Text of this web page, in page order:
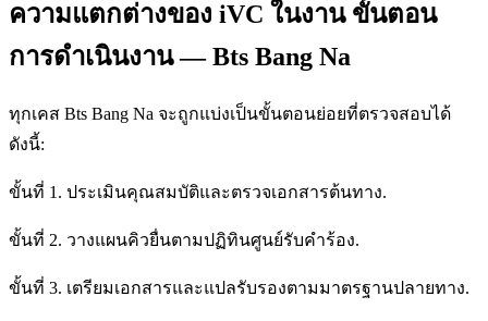
ความแตกต่างของ iVC ในงาน ขั้นตอน
การดำเนินงาน — Bts Bang Na
ทุกเคส Bts Bang Na จะถูกแบ่งเป็นขั้นตอนย่อยที่ตรวจสอบได้
ดังนี้:
ขั้นที่ 1. ประเมินคุณสมบัติและตรวจเอกสารต้นทาง.
ขั้นที่ 2. วางแผนคิวยื่นตามปฏิทินศูนย์รับคำร้อง.
ขั้นที่ 3. เตรียมเอกสารและแปลรับรองตามมาตรฐานปลายทาง.